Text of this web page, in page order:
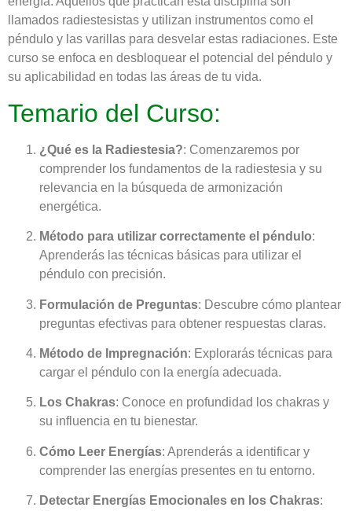
llamados radiestesistas y utilizan instrumentos como el
péndulo y las varillas para desvelar estas radiaciones. Este
curso se enfoca en desbloquear el potencial del péndulo y
su aplicabilidad en todas las áreas de tu vida.
Temario del Curso:
¿Qué es la Radiestesia?: Comenzaremos por
comprender los fundamentos de la radiestesia y su
relevancia en la búsqueda de armonización
energética.
Método para utilizar correctamente el péndulo:
Aprenderás las técnicas básicas para utilizar el
péndulo con precisión.
Formulación de Preguntas: Descubre cómo plantear
preguntas efectivas para obtener respuestas claras.
Método de Impregnación: Explorarás técnicas para
cargar el péndulo con la energía adecuada.
Los Chakras: Conoce en profundidad los chakras y
su influencia en tu bienestar.
Cómo Leer Energías: Aprenderás a identificar y
comprender las energías presentes en tu entorno.
Detectar Energías Emocionales en los Chakras: